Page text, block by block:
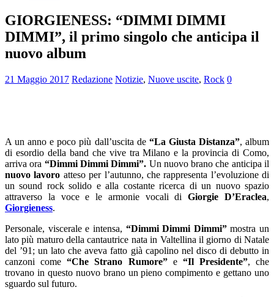
GIORGIENESS: “DIMMI DIMMI
DIMMI”, il primo singolo che anticipa il
nuovo album
21 Maggio 2017 Redazione Notizie, Nuove uscite, Rock 0
A un anno e poco più dall’uscita de “La Giusta Distanza”, album
di esordio della band che vive tra Milano e la provincia di Como,
arriva ora “Dimmi Dimmi Dimmi”. Un nuovo brano che anticipa il
nuovo lavoro atteso per l’autunno, che rappresenta l’evoluzione di
un sound rock solido e alla costante ricerca di un nuovo spazio
attraverso la voce e le armonie vocali diGiorgie D’Eraclea,
Giorgieness.
Personale, viscerale e intensa, “Dimmi Dimmi Dimmi”mostra un
lato più maturo della cantautrice nata in Valtellina il giorno di Natale
del ’91; un lato che aveva fatto già capolino nel disco di debutto in
canzoni come“Che Strano Rumore”e “Il Presidente”, che
trovano in questo nuovo brano un pieno compimento e gettano uno
sguardo sul futuro.